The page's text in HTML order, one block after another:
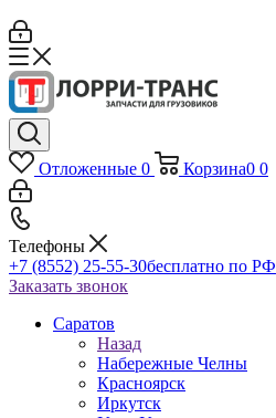
Отложенные 0 Корзина0 0
Телефоны
+7 (8552) 25-55-30бесплатно по РФ
Заказать звонок
Саратов
Назад
Набережные Челны
Красноярск
Иркутск